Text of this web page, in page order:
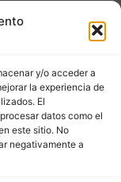
y/o acceder a
la experiencia de
El
datos como el
este sitio. No
negativamente a